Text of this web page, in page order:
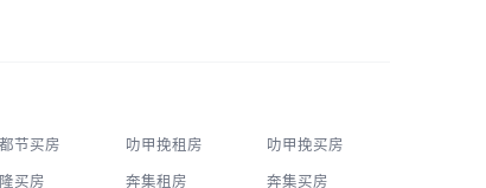
节买房 叻甲挽租房 叻甲挽买房
买房 奔集租房 奔集买房